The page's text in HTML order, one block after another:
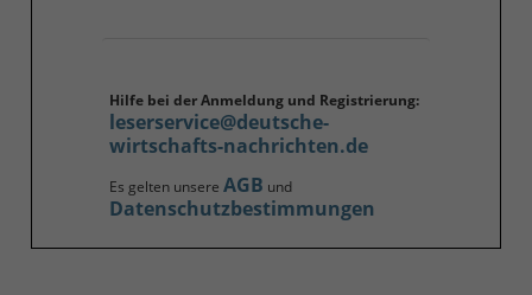
Hilfe bei der Anmeldung und Registrierung:
leserservice@deutsche-
wirtschafts-nachrichten.de
Es gelten unsere AGB und
Datenschutzbestimmungen